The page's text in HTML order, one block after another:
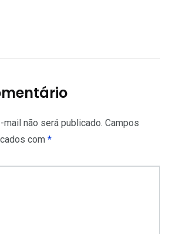
não será publicado. Campos
com *